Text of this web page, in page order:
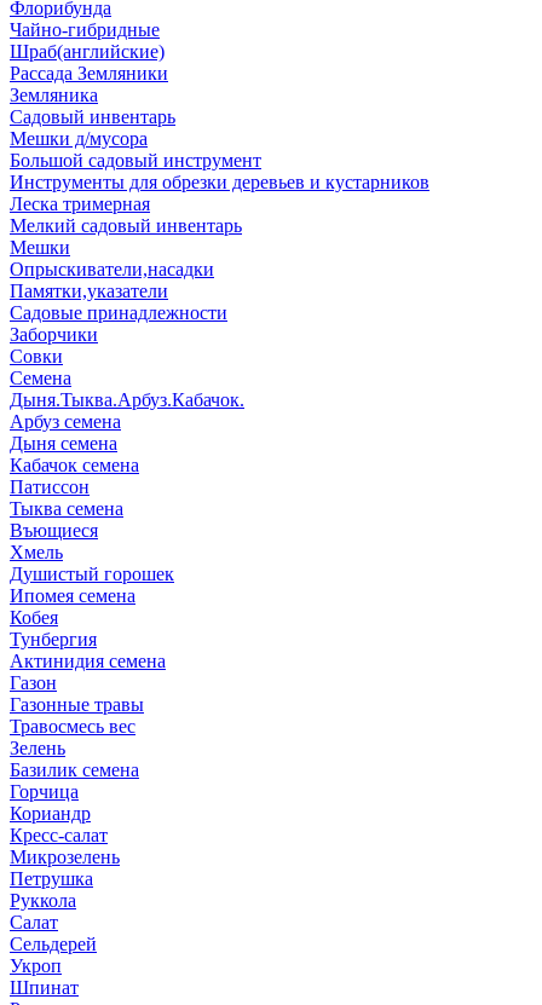
Флорибунда
Чайно-гибридные
Шраб(английские)
Рассада Земляники
Земляника
Садовый инвентарь
Мешки д/мусора
Большой садовый инструмент
Инструменты для обрезки деревьев и кустарников
Леска тримерная
Мелкий садовый инвентарь
Мешки
Опрыскиватели,насадки
Памятки,указатели
Садовые принадлежности
Заборчики
Совки
Семена
Дыня.Тыква.Арбуз.Кабачок.
Арбуз семена
Дыня семена
Кабачок семена
Патиссон
Тыква семена
Въющиеся
Хмель
Душистый горошек
Ипомея семена
Кобея
Тунбергия
Актинидия семена
Газон
Газонные травы
Травосмесь вес
Зелень
Базилик семена
Горчица
Кориандр
Кресс-салат
Микрозелень
Петрушка
Руккола
Салат
Сельдерей
Укроп
Шпинат